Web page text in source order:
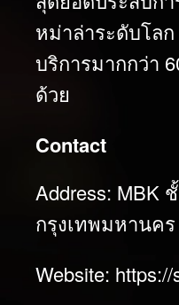
หม่าล่าระดับโล
บริการมากกว่า
ด้วย
Contact
Address: MBK
กรุงเทพมหานคร
Website: